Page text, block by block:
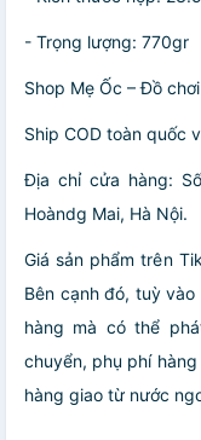
- Trọng lượng: 770gr
Shop Mẹ Ốc – Đồ
Ship COD toàn quốc
Địa chỉ cửa hàng:
Hoàndg Mai, Hà Nội.
Giá sản phẩm trên
Bên cạnh đó, tuỳ
hàng mà có thể
chuyển, phụ phí
hàng giao từ nước